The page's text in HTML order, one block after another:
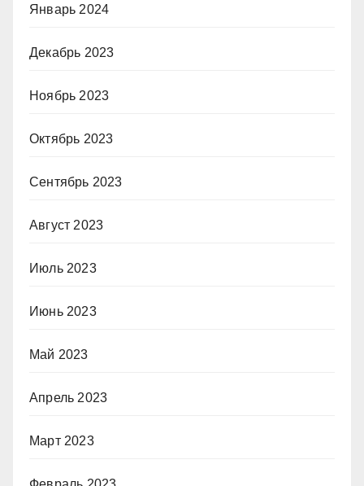
Январь 2024
Декабрь 2023
Ноябрь 2023
Октябрь 2023
Сентябрь 2023
Август 2023
Июль 2023
Июнь 2023
Май 2023
Апрель 2023
Март 2023